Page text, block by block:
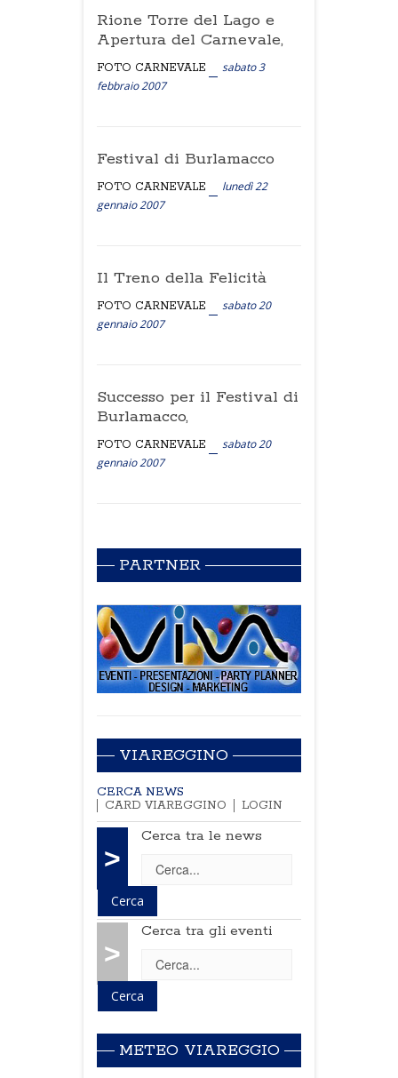
Rione Torre del Lago e
Apertura del Carnevale,
FOTO CARNEVALE
sabato 3
febbraio 2007
Festival di Burlamacco
FOTO CARNEVALE
lunedì 22
gennaio 2007
Il Treno della Felicità
FOTO CARNEVALE
sabato 20
gennaio 2007
Successo per il Festival di
Burlamacco,
FOTO CARNEVALE
sabato 20
gennaio 2007
PARTNER
VIAREGGINO
CERCA NEWS
CARD VIAREGGINO
LOGIN
>
Cerca tra le news
>
Cerca tra gli eventi
METEO VIAREGGIO